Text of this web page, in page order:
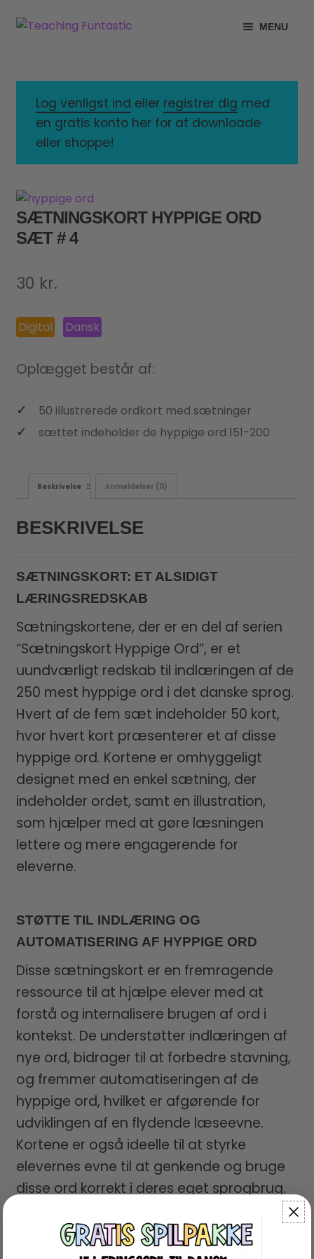
Spring
Spring
MENU
CHILD
MENU
GRATISMATERIALE
BUTIK
LICENSER
CHILD
FONTE
Log venligst ind eller registrer dig med
en gratis konto her for at downloade
eller shoppe!
SÆTNINGSKORT HYPPIGE ORD
SÆT # 4
30 kr.
Digital Dansk
Oplægget består af:
50 illustrerede ordkort med sætninger
sættet indeholder de hyppige ord 151-200
Beskrivelse Anmeldelser (0)
BESKRIVELSE
SÆTNINGSKORT: ET ALSIDIGT
LÆRINGSREDSKAB
Sætningskortene, der er en del af serien
“Sætningskort Hyppige Ord”, er et
uundværligt redskab til indlæringen af de
250 mest hyppige ord i det danske sprog.
Hvert af de fem sæt indeholder 50 kort,
hvor hvert kort præsenterer et af disse
hyppige ord. Kortene er omhyggeligt
designet med en enkel sætning, der
indeholder ordet, samt en illustration,
som hjælper med at gøre læsningen
lettere og mere engagerende for
eleverne.
STØTTE TIL INDLÆRING OG
AUTOMATISERING AF HYPPIGE ORD
Disse sætningskort er en fremragende
ressource til at hjælpe elever med at
forstå og internalisere brugen af ord i
kontekst. De understøtter indlæringen af
nye ord, bidrager til at forbedre stavning,
og fremmer automatiseringen af de
hyppige ord, hvilket er afgørende for
udviklingen af en flydende læseevne.
Kortene er også ideelle til at styrke
elevernes evne til at genkende og bruge
disse ord korrekt i deres eget sprogbrug.
Sætningskortene er yderst alsidige og
kan anvendes i en række forskellige